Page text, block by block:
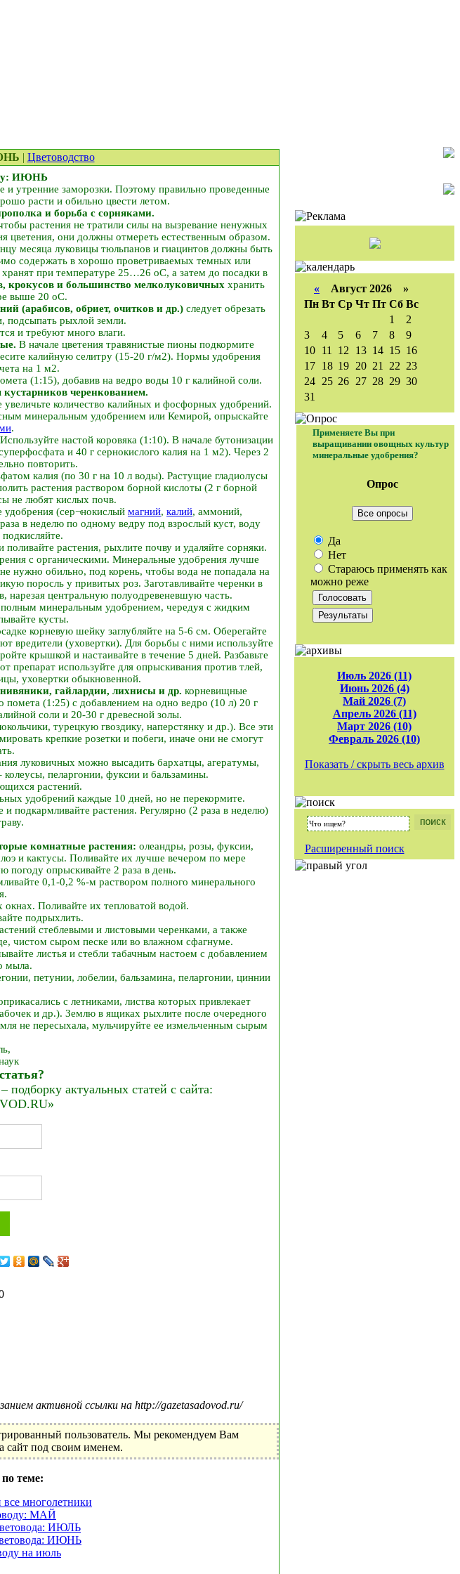
| Цветоводство
ИЮНЬ
утренние заморозки. Поэтому правильно проведенные
расти и обильно цвести летом.
и борьба с сорняками.
растения не тратили силы на вызревание ненужных
цветения, они должны отмереть естественным образом.
месяца луковицы тюльпанов и гиацинтов должны быть
содержать в хорошо проветриваемых темных или
при температуре 25…26 оС, а затем до посадки в
крокусов и большинство мелколуковичных хранить
выше 20 оС.
(арабисов, обриет, очитков и др.) следует обрезать
подсыпать рыхлой земли.
и требуют много влаги.
В начале цветения травянистые пионы подкормите
калийную селитру (15-20 г/м2). Нормы удобрения
на 1 м2.
(1:15), добавив на ведро воды 10 г калийной соли.
черенкованием.
количество калийных и фосфорных удобрений.
минеральным удобрением или Кемирой, опрыскайте
.
Используйте настой коровяка (1:10). В начале бутонизации
и 40 г сернокислого калия на 1 м2). Через 2
повторить.
калия (по 30 г на 10 л воды). Растущие гладиолусы
растения раствором борной кислоты (2 г борной
не любят кислых почв.
удобрения (сер¬нокислый магний, калий, аммоний,
в неделю по одному ведру под взрослый куст, воду
поливайте растения, рыхлите почву и удаляйте сорняки.
с органическими. Минеральные удобрения лучше
нужно обильно, под корень, чтобы вода не попадала на
поросль у привитых роз. Заготавливайте черенки в
нарезая центральную полуодревеневшую часть.
минеральным удобрением, чередуя с жидким
кусты.
корневую шейку заглубляйте на 5-6 см. Оберегайте
вредители (уховертки). Для борьбы с ними используйте
крышкой и настаивайте в течение 5 дней. Разбавьте
препарат используйте для опрыскивания против тлей,
уховертки обыкновенной.
гайлардии, лихнисы и др. корневищные
помета (1:25) с добавлением на одно ведро (10 л) 20 г
соли и 20-30 г древесной золы.
турецкую гвоздику, наперстянку и др.). Все эти
крепкие розетки и побеги, иначе они не смогут
луковичных можно высадить бархатцы, агератумы,
пеларгонии, фуксии и бальзамины.
растений.
удобрений каждые 10 дней, но не перекормите.
подкармливайте растения. Регулярно (2 раза в неделю)
комнатные растения: олеандры, розы, фуксии,
и кактусы. Поливайте их лучше вечером по мере
погоду опрыскивайте 2 раза в день.
0,1-0,2 %-м раствором полного минерального
Поливайте их тепловатой водой.
подрыхлить.
стеблевыми и листовыми черенками, а также
чистом сыром песке или во влажном сфагнуме.
листья и стебли табачным настоем с добавлением
мыла.
петунии, лобелии, бальзамина, пеларгонии, циннии
с летниками, листва которых привлекает
и др.). Землю в ящиках рыхлите после очередного
не пересыхала, мульчируйте ее измельченным сырым
актуальных статей с сайта:
активной ссылки на http://gazetasadovod.ru/
пользователь. Мы рекомендуем Вам
сайт под своим именем.
теме:
многолетники
МАЙ
ИЮЛЬ
ИЮНЬ
на июль
« Август 2026 »
Пн Вт Ср Чт Пт Сб Вс
1
2
3
4 5 6 7 8
9
10 11 12 13 14 15 16
17 18 19 20 21 22 23
24 25 26 27 28 29 30
31
Применяете Вы при
выращивании овощных культур
минеральные удобрения?
Опрос
Все опросы
Да
Нет
Стараюсь применять как
можно реже
Июль 2026 (11)
Июнь 2026 (4)
Май 2026 (7)
Апрель 2026 (11)
Март 2026 (10)
Февраль 2026 (10)
Показать / скрыть весь архив
Расширенный поиск